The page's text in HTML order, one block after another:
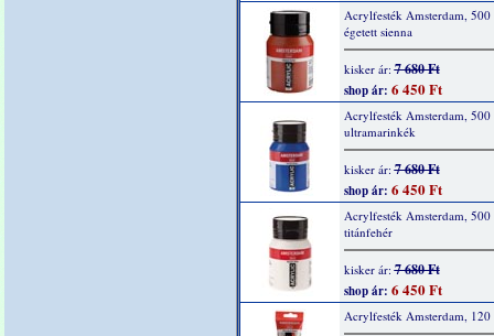
Acrylfesték Amsterdam, 500
égetett sienna
kisker ár:7 680 Ft
shop ár: 6 450 Ft
Acrylfesték Amsterdam, 500
ultramarinkék
kisker ár:7 680 Ft
shop ár: 6 450 Ft
Acrylfesték Amsterdam, 500
titánfehér
kisker ár:7 680 Ft
shop ár: 6 450 Ft
Acrylfesték Amsterdam, 120